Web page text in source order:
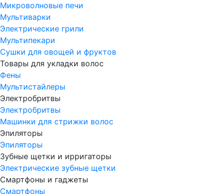
Микроволновые печи
Мультиварки
Электрические грили
Мультипекари
Сушки для овощей и фруктов
Товары для укладки волос
Фены
Мультистайлеры
Электробритвы
Электробритвы
Машинки для стрижки волос
Эпиляторы
Эпиляторы
Зубные щетки и ирригаторы
Электрические зубные щетки
Смартфоны и гаджеты
Смартфоны